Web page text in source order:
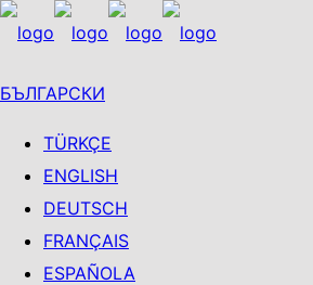
БЪЛГАРСКИ
TÜRKÇE
ENGLISH
DEUTSCH
FRANÇAIS
ESPAÑOLA